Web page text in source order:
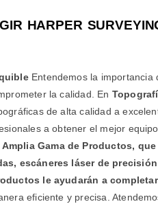
HARPER
Entendemos la importancia
la calidad. En
de alta calidad a
a obtener el mejor
Gama de Productos,
escáneres láser de
le ayudarán a completar
eficiente y precisa.